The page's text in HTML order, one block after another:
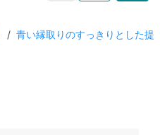
/ 青い縁取りのすっきりとした提